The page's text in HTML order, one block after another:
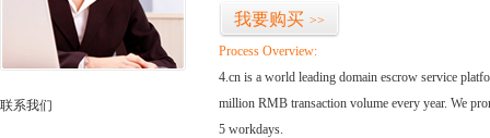
联系我们
我要购买 >>
Process Overview:
4.cn is a world leading domain escrow service
million RMB transaction volume every year. We
5 workdays.